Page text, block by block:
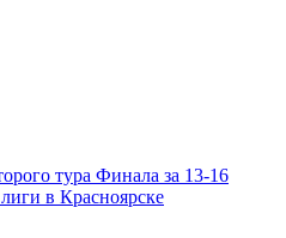
тура Финала за 13-16
в Красноярске